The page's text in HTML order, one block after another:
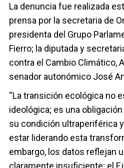
La denuncia fue realizada
prensa por la secretaria de
presidenta del Grupo
Fierro; la diputada y
contra el Cambio Climático,
senador autonómico José
“La transición ecológica no
ideológica; es una
su condición ultraperiférica
estar liderando esta
embargo, los datos reflejan
claramente insuficiente: el